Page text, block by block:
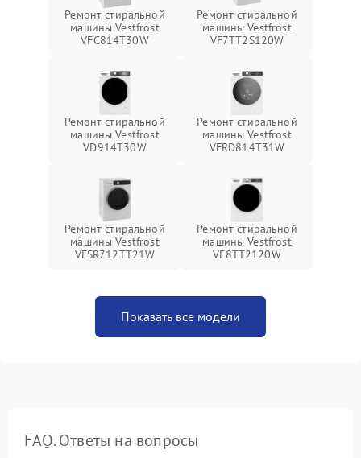
Ремонт стиральной
машины Vestfrost
VFC814T30W
Ремонт стиральной
машины Vestfrost
VF7TT2S120W
Ремонт стиральной
машины Vestfrost
VD914T30W
Ремонт стиральной
машины Vestfrost
VFRD814T31W
Ремонт стиральной
машины Vestfrost
VFSR712TT21W
Ремонт стиральной
машины Vestfrost
VF8TT2120W
Показать все модели
FAQ. Ответы на вопросы